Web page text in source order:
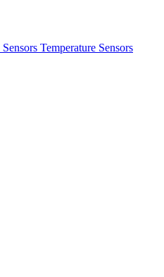
Sensors Temperature Sensors